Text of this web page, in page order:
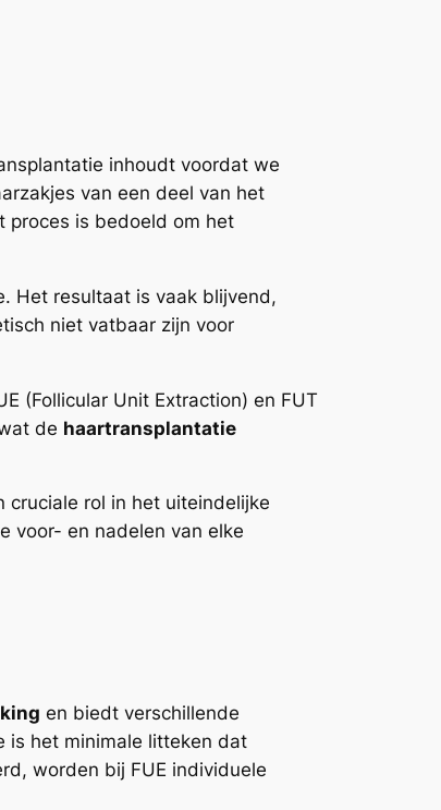
inhoudt voordat we
van een deel van het
proces is bedoeld om het
Het resultaat is vaak blijvend,
niet vatbaar zijn voor
(Follicular Unit Extraction) en FUT
de haartransplantatie
rol in het uiteindelijke
voor- en nadelen van elke
en biedt verschillende
is het minimale litteken dat
worden bij FUE individuele